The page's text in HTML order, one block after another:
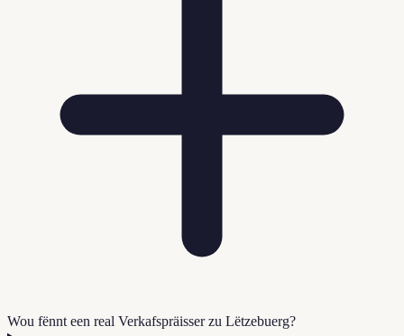
Wou fënnt een real Verkafspräisser zu Lëtzebuerg?